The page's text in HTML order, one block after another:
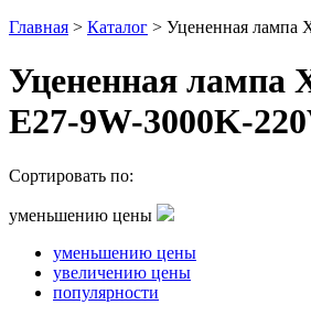
Главная > Каталог > Уцененная лампа
Уцененная лампа
E27-9W-3000K-
Сортировать по:
уменьшению цены
уменьшению цены
увеличению цены
популярности